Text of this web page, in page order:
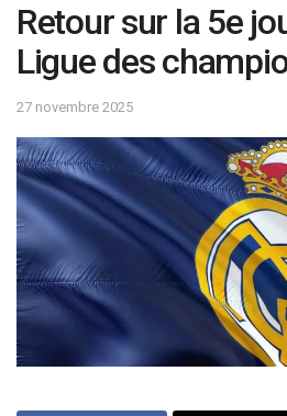
Retour sur la 5e
Ligue des
27 novembre 2025